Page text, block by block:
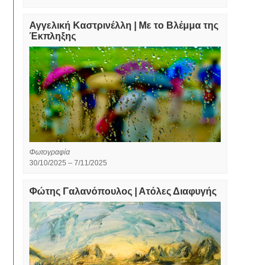
Αγγελική Καστρινέλλη | Με το Βλέμμα της
Έκπληξης
Φωτογραφία
30/10/2025 – 7/11/2025
Φώτης Γαλανόπουλος | Ατόλες Διαφυγής